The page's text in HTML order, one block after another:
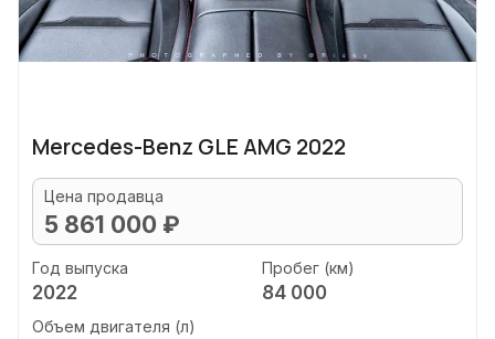
Mercedes-Benz GLE AMG 2022
Цена продавца
5 861 000 ₽
Год выпуска
2022
Пробег (км)
84 000
Объем двигателя (л)